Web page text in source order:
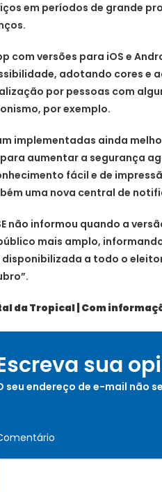
em períodos de grande
com versões para iOS e
adotando cores e
por pessoas com
por exemplo.
implementadas ainda
aumentar a segurança
fácil e de
uma nova central de
não informou quando a
mais amplo,
disponibilizada a todo o
da Tropical | Com
sua
seu endereço de e-mail não